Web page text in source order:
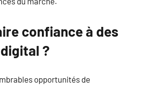
confiance à des
?
opportunités de